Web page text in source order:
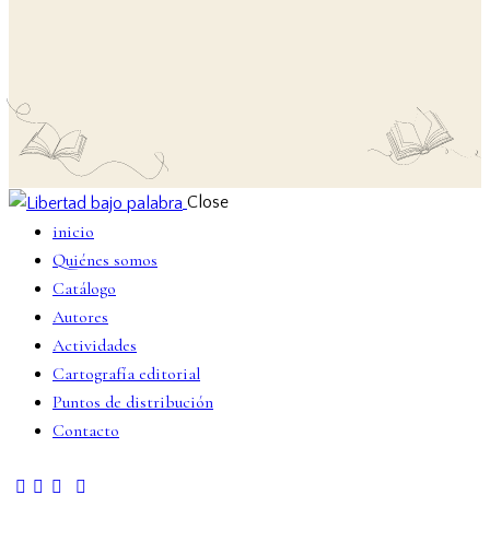
Close
inicio
Quiénes somos
Catálogo
Autores
Actividades
Cartografía editorial
Puntos de distribución
Contacto